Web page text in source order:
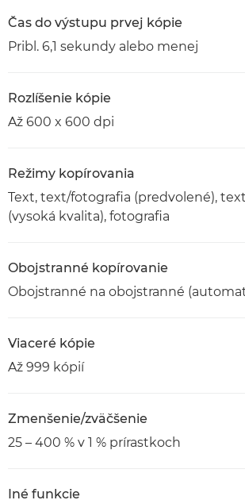
Čas do výstupu prvej kópie
Pribl. 6,1 sekundy alebo menej
Rozlíšenie kópie
Až 600 x 600 dpi
Režimy kopírovania
Text, text/fotografia (predvolené),
(vysoká kvalita), fotografia
Obojstranné kopírovanie
Obojstranné na obojstranné
Viaceré kópie
Až 999 kópií
Zmenšenie/zväčšenie
25 – 400 % v 1 % prírastkoch
Iné funkcie